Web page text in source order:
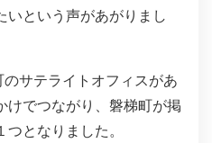
いという声があがりまし
サテライトオフィスがあ
けでつながり、磐梯町が掲
となりました。